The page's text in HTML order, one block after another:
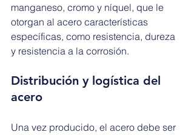
manganeso, cromo y níquel, que le
otorgan al acero características
específicas, como resistencia, dureza
y resistencia a la corrosión.
Distribución y logística del
acero
Una vez producido, el acero debe ser